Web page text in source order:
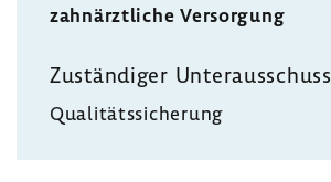
zahn­ärzt­liche Versor­gung
Zustän­diger Unter­aus­schuss
Quali­täts­si­che­rung